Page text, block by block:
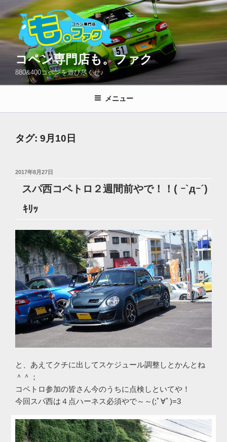
ン
テ
ン
プ
コペン専門店も。ファク
880&400コペンを遊び尽くせ♪
メニュー
タグ: 9月10日
投
2017年8月27日
スパ西コペトロ２週間前やで！！( ｰ`дｰ´)
ｷﾘｯ
と、あえてクチに出してスケジュール調整しとかんとね
＾＾；
コペトロ参加の皆さん今のうちに点検しといてや！
今回スパ西は４点ハーネス必須やで～～(;ﾟ∀ﾟ)=3